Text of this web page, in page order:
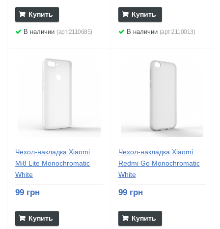
Купить
В наличии (арт:2110685)
Купить
В наличии (арт:2110013)
Чехол-накладка Xiaomi
Mi8 Lite Monochromatic
White
99 грн
Купить
Чехол-накладка Xiaomi
Redmi Go Monochromatic
White
99 грн
Купить